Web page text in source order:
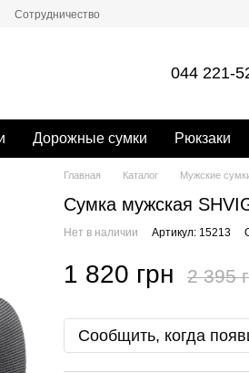
Сотрудничество
044 221-
Дорожные сумки Рюкзаки
Главная Каталог Мужские
Сумка мужская
Нет в наличии Артикул: 15213
1 820 грн 2 395
Сообщить, когда